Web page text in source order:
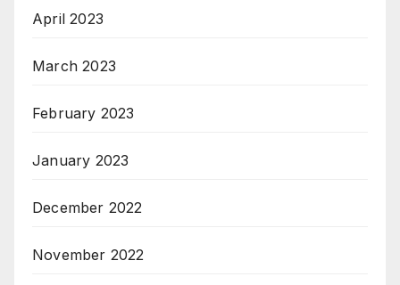
April 2023
March 2023
February 2023
January 2023
December 2022
November 2022